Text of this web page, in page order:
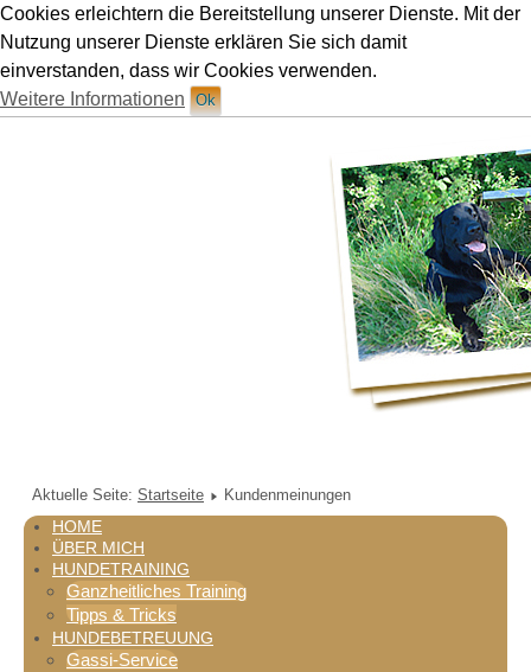
Cookies erleichtern die Bereitstellung unserer Dienste. Mit der
Nutzung unserer Dienste erklären Sie sich damit
einverstanden, dass wir Cookies verwenden.
Weitere Informationen
Ok
Hundetraining Ruetten in München
Aktuelle Seite: Startseite Kundenmeinungen
HOME
ÜBER MICH
HUNDETRAINING
Ganzheitliches Training
Tipps & Tricks
HUNDEBETREUUNG
Gassi-Service